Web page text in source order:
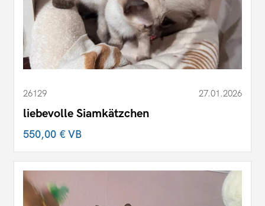
26129 27.01.2026
liebevolle Siamkätzchen
550,00 €VB